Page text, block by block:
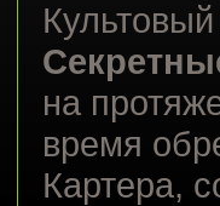
на
время
Картера,